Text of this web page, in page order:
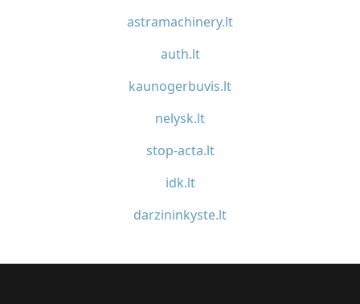
astramachinery.lt
auth.lt
kaunogerbuvis.lt
nelysk.lt
stop-acta.lt
idk.lt
darzininkyste.lt